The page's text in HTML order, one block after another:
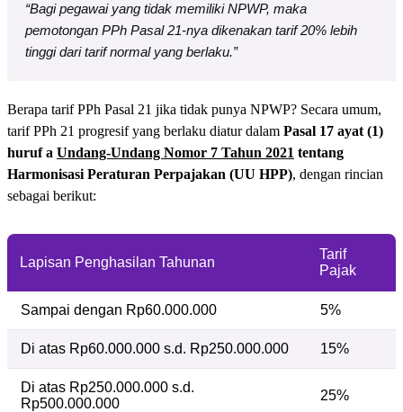
“Bagi pegawai yang tidak memiliki NPWP, maka
pemotongan PPh Pasal 21-nya dikenakan tarif 20% lebih
tinggi dari tarif normal yang berlaku.”
Berapa tarif PPh Pasal 21 jika tidak punya NPWP? Secara umum,
tarif PPh 21 progresif yang berlaku diatur dalam Pasal 17 ayat (1)
huruf a Undang-Undang Nomor 7 Tahun 2021 tentang
Harmonisasi Peraturan Perpajakan (UU HPP), dengan rincian
sebagai berikut:
Lapisan Penghasilan Tahunan
Tarif
Pajak
Sampai dengan Rp60.000.000 5%
Di atas Rp60.000.000 s.d. Rp250.000.000 15%
Di atas Rp250.000.000 s.d.
Rp500.000.000
25%